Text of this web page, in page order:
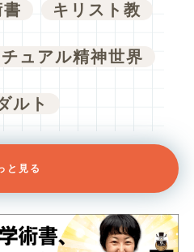
キリスト教
ュアル精神世界
ルト
と見る